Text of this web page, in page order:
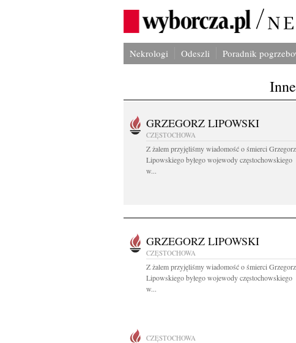
Nekrologi Odeszli Poradnik
GRZEGORZ LIPOWSKI
CZĘSTOCHOWA
Z żalem przyjęliśmy wiadomość o śmierci
Lipowskiego byłego wojewody częstochowskiego
w...
GRZEGORZ LIPOWSKI
CZĘSTOCHOWA
Z żalem przyjęliśmy wiadomość o śmierci
Lipowskiego byłego wojewody częstochowskiego
w...
CZĘSTOCHOWA